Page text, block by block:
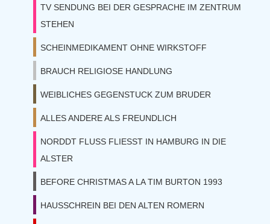
TV SENDUNG BEI DER GESPRACHE IM ZENTRUM
STEHEN
SCHEINMEDIKAMENT OHNE WIRKSTOFF
BRAUCH RELIGIOSE HANDLUNG
WEIBLICHES GEGENSTUCK ZUM BRUDER
ALLES ANDERE ALS FREUNDLICH
NORDDT FLUSS FLIESST IN HAMBURG IN DIE
ALSTER
BEFORE CHRISTMAS A LA TIM BURTON 1993
HAUSSCHREIN BEI DEN ALTEN ROMERN